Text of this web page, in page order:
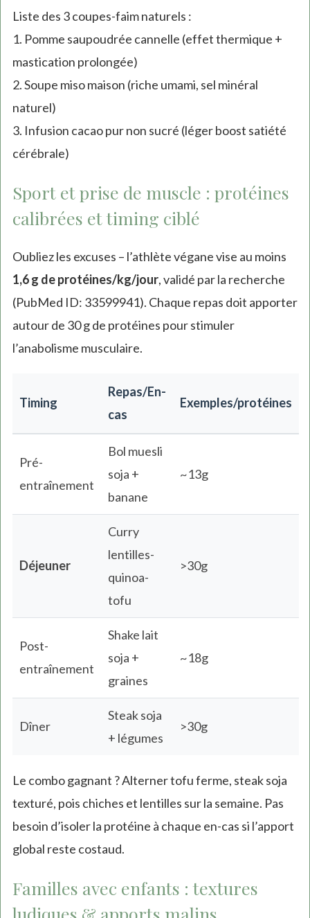
Liste des 3 coupes-faim naturels :
1. Pomme saupoudrée cannelle (effet thermique +
mastication prolongée)
2. Soupe miso maison (riche umami, sel minéral
naturel)
3. Infusion cacao pur non sucré (léger boost satiété
cérébrale)
Sport et prise de muscle : protéines
calibrées et timing ciblé
Oubliez les excuses – l’athlète végane vise au moins
1,6 g de protéines/kg/jour, validé par la recherche
(PubMed ID: 33599941). Chaque repas doit apporter
autour de 30 g de protéines pour stimuler
l’anabolisme musculaire.
Timing
Repas/En-
cas
Exemples/protéines
Pré-
entraînement
Bol muesli
soja +
banane
~13g
Déjeuner
Curry
lentilles-
quinoa-
tofu
>30g
Post-
entraînement
Shake lait
soja +
graines
~18g
Dîner
Steak soja
+ légumes
>30g
Le combo gagnant ? Alterner tofu ferme, steak soja
texturé, pois chiches et lentilles sur la semaine. Pas
besoin d’isoler la protéine à chaque en-cas si l’apport
global reste costaud.
Familles avec enfants : textures
ludiques & apports malins